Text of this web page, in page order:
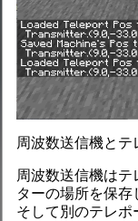
周波数送信機とテ
周波数送信機は
ターの場所を保存
そして別のテレ